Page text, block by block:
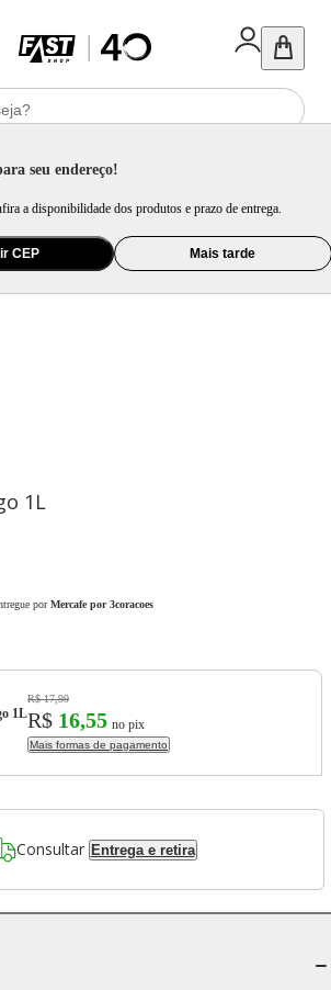
seu endereço!
a disponibilidade dos produtos e prazo de entrega.
CEP Mais tarde
Não Alcoolica
1L
por Mercafe por 3coracoes
1L
R$ 17,99
R$ 16,55 no pix
Mais formas de pagamento
Consultar Entrega e retira